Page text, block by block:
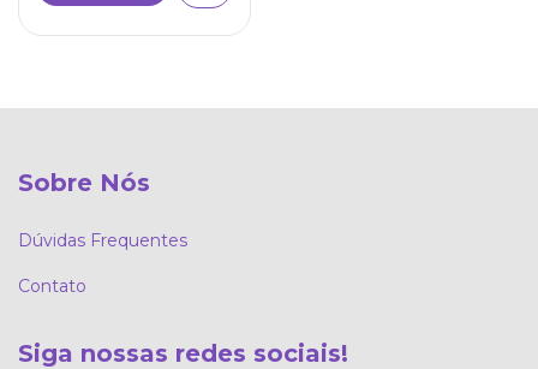
Sobre Nós
Dúvidas Frequentes
Contato
Siga nossas redes sociais!